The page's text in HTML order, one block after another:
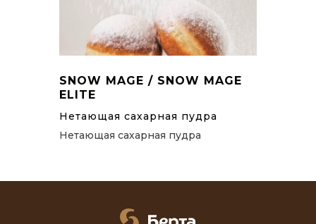
SNOW MAGE / SNOW MAGE
ELITE
Нетающая сахарная пудра
Нетающая сахарная пудра